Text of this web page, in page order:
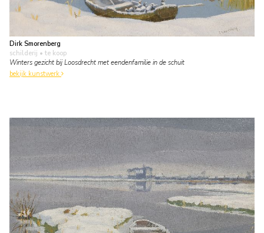
Dirk Smorenberg
schilderij • te koop
Winters gezicht bij Loosdrecht met eendenfamilie in de schuit
bekijk kunstwerk